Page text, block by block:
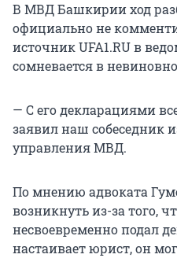
В МВД Башкирии ход
официально не
источник UFA1.RU в
сомневается в
— С его декларациями
заявил наш собеседник
управления МВД.
По мнению адвоката
возникнуть из-за того,
несвоевременно подал
настаивает юрист, он